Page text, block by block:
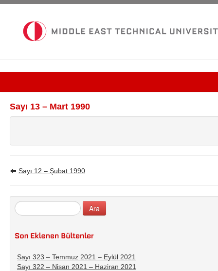
Tüm Bültenler
Sayı 13 – Mart 1990
Sayı 12 – Şubat 1990
Sayı 323 – Temmuz 2021 – Eylül 2021
Sayı 322 – Nisan 2021 – Haziran 2021